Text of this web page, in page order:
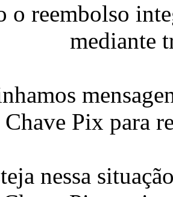
o reembolso
mediante
Chave Pix para
nessa